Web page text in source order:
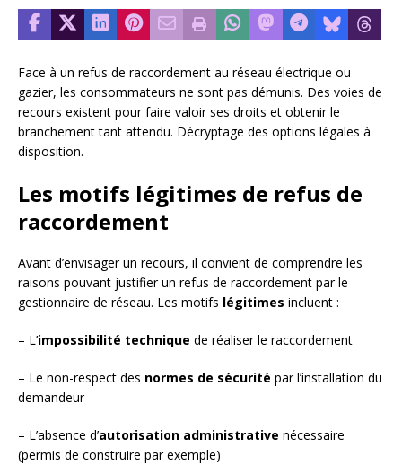
Face à un refus de raccordement au réseau électrique ou
gazier, les consommateurs ne sont pas démunis. Des voies de
recours existent pour faire valoir ses droits et obtenir le
branchement tant attendu. Décryptage des options légales à
disposition.
Les motifs légitimes de refus de
raccordement
Avant d’envisager un recours, il convient de comprendre les
raisons pouvant justifier un refus de raccordement par le
gestionnaire de réseau. Les motifs légitimes incluent :
– L’impossibilité technique de réaliser le raccordement
– Le non-respect des normes de sécurité par l’installation du
demandeur
– L’absence d’autorisation administrative nécessaire
(permis de construire par exemple)